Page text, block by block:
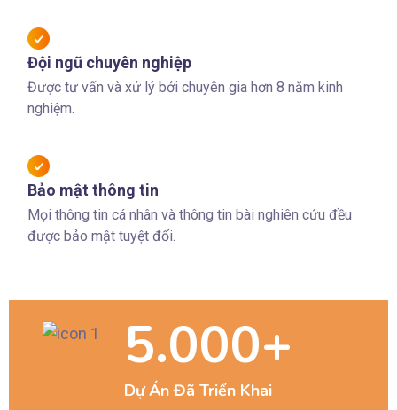
Đội ngũ chuyên nghiệp
Được tư vấn và xử lý bởi chuyên gia hơn 8 năm kinh
nghiệm.
Bảo mật thông tin
Mọi thông tin cá nhân và thông tin bài nghiên cứu đều
được bảo mật tuyệt đối.
5.000+
Dự Án Đã Triển Khai